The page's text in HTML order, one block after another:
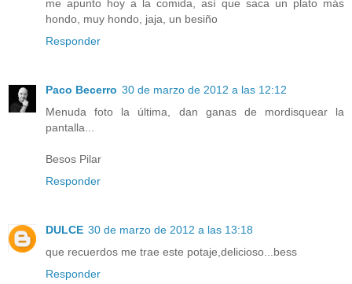
me apunto hoy a la comida, así que saca un plato más
hondo, muy hondo, jaja, un besiño
Responder
Paco Becerro 30 de marzo de 2012 a las 12:12
Menuda foto la última, dan ganas de mordisquear la
pantalla...
Besos Pilar
Responder
DULCE 30 de marzo de 2012 a las 13:18
que recuerdos me trae este potaje,delicioso...bess
Responder